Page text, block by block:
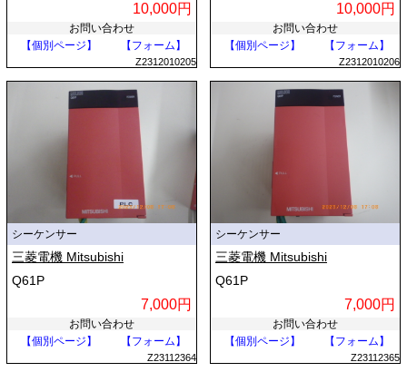
10,000円
お問い合わせ
【個別ページ】
【フォーム】
Z2312010205
10,000円
お問い合わせ
【個別ページ】
【フォーム】
Z2312010206
シーケンサー
三菱電機 Mitsubishi
Q61P
7,000円
お問い合わせ
【個別ページ】
【フォーム】
Z23112364
シーケンサー
三菱電機 Mitsubishi
Q61P
7,000円
お問い合わせ
【個別ページ】
【フォーム】
Z23112365